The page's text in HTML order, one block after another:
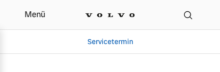
Neuer Volvo EX90
Menü
Servicetermin